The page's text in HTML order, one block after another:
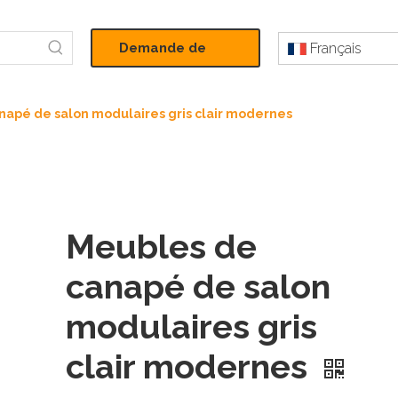
Demande de Français
de salon modulaires gris clair modernes
Meubles de
canapé de salon
modulaires gris
clair modernes